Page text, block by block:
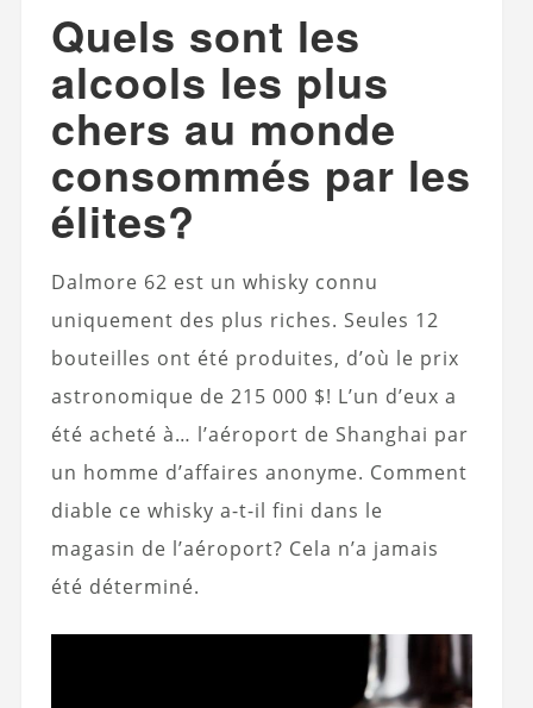
Quels sont les
alcools les plus
chers au monde
consommés par les
élites?
Dalmore 62 est un whisky connu
uniquement des plus riches. Seules 12
bouteilles ont été produites, d’où le prix
astronomique de 215 000 $! L’un d’eux a
été acheté à… l’aéroport de Shanghai par
un homme d’affaires anonyme. Comment
diable ce whisky a-t-il fini dans le
magasin de l’aéroport? Cela n’a jamais
été déterminé.